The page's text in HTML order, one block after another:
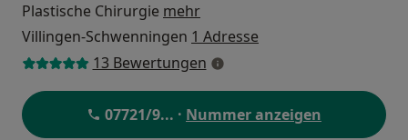
Plastische Chirurgie mehr
Villingen-Schwenningen 1 Adresse
13 Bewertungen
07721/9... · Nummer anzeigen